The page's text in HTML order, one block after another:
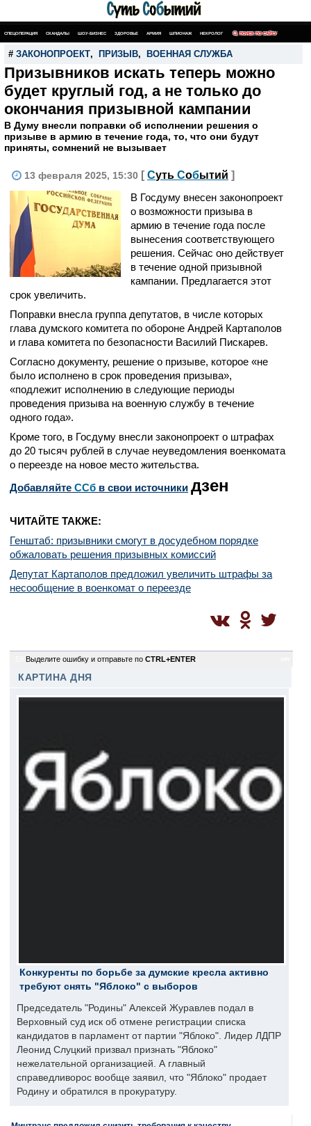
СПЕЦОПЕРАЦИЯ СКАНДАЛЫ ШОУ-БИЗНЕС ЗДОРОВЬЕ АРМИЯ ШПИОНАЖ НЕКРОЛОГ ПОИСК ПО САЙТУ
# ЗАКОНОПРОЕКТ, ПРИЗЫВ, ВОЕННАЯ СЛУЖБА
Призывников искать теперь можно
будет круглый год, а не только до
окончания призывной кампании
В Думу внесли поправки об исполнении решения о
призыве в армию в течение года, то, что они будут
приняты, сомнений не вызывает
13 февраля 2025, 15:30 [ Суть Событий ]
В Госдуму внесен законопроект
о возможности призыва в
армию в течение года после
вынесения соответствующего
решения. Сейчас оно действует
в течение одной призывной
кампании. Предлагается этот
срок увеличить.
Поправки внесла группа депутатов, в числе которых
глава думского комитета по обороне Андрей Картаполов
и глава комитета по безопасности Василий Пискарев.
Согласно документу, решение о призыве, которое «не
было исполнено в срок проведения призыва»,
«подлежит исполнению в следующие периоды
проведения призыва на военную службу в течение
одного года».
Кроме того, в Госдуму внесли законопроект о штрафах
до 20 тысяч рублей в случае неуведомления военкомата
о переезде на новое место жительства.
Добавляйте CСб в свои источники дзен
ЧИТАЙТЕ ТАКЖЕ:
Генштаб: призывники смогут в досудебном порядке
обжаловать решения призывных комиссий
Депутат Картаполов предложил увеличить штрафы за
несообщение в военкомат о переезде
Выделите ошибку и отправьте по CTRL+ENTER
КАРТИНА ДНЯ
Конкуренты по борьбе за думские кресла активно
требуют снять "Яблоко" с выборов
Председатель "Родины" Алексей Журавлев подал в
Верховный суд иск об отмене регистрации списка
кандидатов в парламент от партии "Яблоко". Лидер ЛДПР
Леонид Слуцкий призвал признать "Яблоко"
нежелательной организацией. А главный
справедливорос вообще заявил, что "Яблоко" продает
Родину и обратился в прокуратуру.